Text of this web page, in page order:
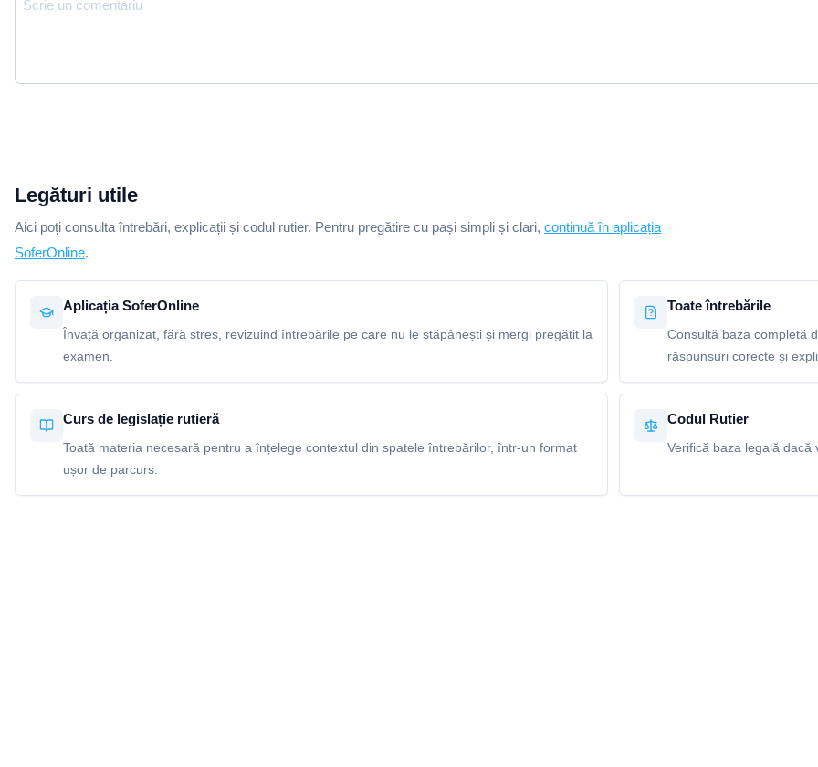
Legături utile
Aici poți consulta întrebări, explicații și codul rutier. Pentru pregătire cu pași simpli și clari, continuă în aplicația
SoferOnline.
Aplicația SoferOnline
Învață organizat, fără stres, revizuind întrebările pe care nu le stăpânești și mergi pregătit la
examen.
Toate întrebările
Consultă baza completă
răspunsuri corecte și
Curs de legislație rutieră
Toată materia necesară pentru a înțelege contextul din spatele întrebărilor, într-un format
ușor de parcurs.
Codul Rutier
Verifică baza legală dacă